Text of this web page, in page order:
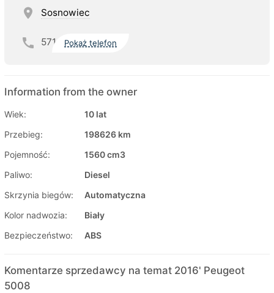
Sosnowiec
571 Pokaż telefon
Information from the owner
Wiek:
10 lat
Przebieg:
198626 km
Pojemność:
1560 cm3
Paliwo:
Diesel
Skrzynia biegów:
Automatyczna
Kolor nadwozia:
Biały
Bezpieczeństwo:
ABS
Komentarze sprzedawcy na temat 2016' Peugeot
5008